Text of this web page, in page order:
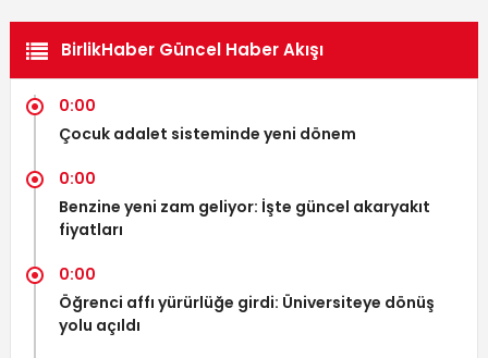
BirlikHaber Güncel Haber Akışı
0:00
Çocuk adalet sisteminde yeni dönem
0:00
Benzine yeni zam geliyor: İşte güncel akaryakıt
fiyatları
0:00
Öğrenci affı yürürlüğe girdi: Üniversiteye dönüş
yolu açıldı